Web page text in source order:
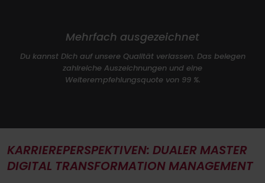
Mehrfach ausgezeichnet
Du kannst Dich auf unsere Qualität verlassen. Das belegen
zahlreiche Auszeichnungen und eine
Weiterempfehlungsquote von 99 %.
KARRIEREPERSPEKTIVEN: DUALER MASTER
DIGITAL TRANSFORMATION MANAGEMENT